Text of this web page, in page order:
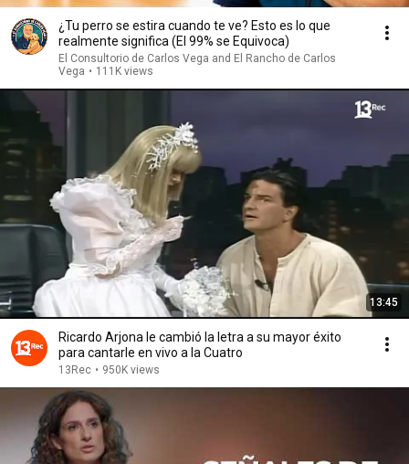
¿Tu perro se estira cuando te ve? Esto es lo que
realmente significa (El 99% se Equivoca)
El Consultorio de Carlos Vega and El Rancho de Carlos
Vega • 111K views
13:45
Ricardo Arjona le cambió la letra a su mayor éxito
para cantarle en vivo a la Cuatro
13Rec • 950K views